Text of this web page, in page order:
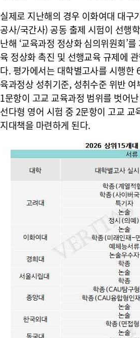
실제로 지난해의 경우 이화여대 대
공사/국간사) 공동 출제 시험이 선행
난해 ‘교육과정 정상화 심의위원회’
육 정상화 촉진 및 선행교육 규제에
다. 평가에서는 대학별고사를 시행
육과정상 성취기준, 성취수준 위반
1문항이 고교 교육과정 범위를 벗어
선다형 영어 시험 중 2문항이 고교
지대책을 마련하게 된다.